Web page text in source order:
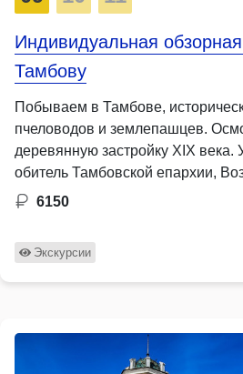
Индивидуальная
Тамбову
Побываем в Тамбове,
пчеловодов и землепашцев.
деревянную застройку XIX
обитель Тамбовской епархии,
6150
Экскурсии